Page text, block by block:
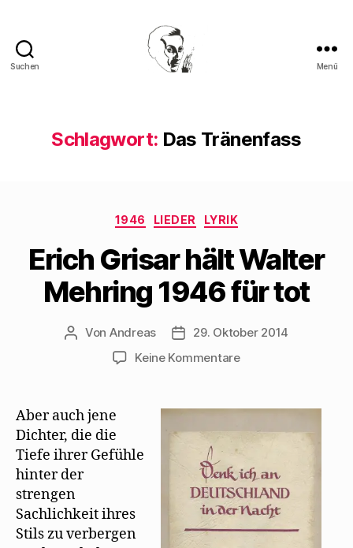
Suchen Menü
Schlagwort: Das Tränenfass
Kategorien
1946 LIEDER LYRIK
Erich Grisar hält Walter
Mehring 1946 für tot
Beitragsautor
Von Andreas Beitragsdatum
29. Oktober 2014
Keine Kommentarezu
hält
Mehring
für
tot
Aber auch jene
Dichter, die die
Tiefe ihrer Gefühle
hinter der
strengen
Sachlichkeit ihres
Stils zu verbergen